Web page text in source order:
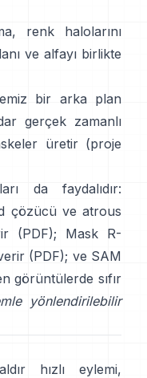
, renk halolarını
ve alfayı birlikte
bir arka plan
gerçek zamanlı
üretir (proje
da faydalıdır:
çözücü ve atrous
(PDF);
Mask R-
(PDF); ve SAM
görüntülerde sıfır
yönlendirilebilir
hızlı eylemi,